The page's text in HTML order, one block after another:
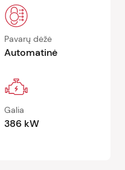
Pavarų dėžė
Automatinė
Galia
386 kW